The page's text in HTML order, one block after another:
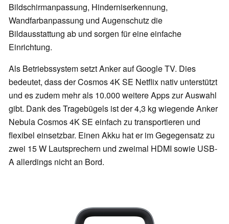
Bildschirmanpassung, Hinderniserkennung,
Wandfarbanpassung und Augenschutz die
Bildausstattung ab und sorgen für eine einfache
Einrichtung.
Als Betriebssystem setzt Anker auf Google TV. Dies
bedeutet, dass der Cosmos 4K SE Netflix nativ unterstützt
und es zudem mehr als 10.000 weitere Apps zur Auswahl
gibt. Dank des Tragebügels ist der 4,3 kg wiegende Anker
Nebula Cosmos 4K SE einfach zu transportieren und
flexibel einsetzbar. Einen Akku hat er im Gegegensatz zu
zwei 15 W Lautsprechern und zweimal HDMI sowie USB-
A allerdings nicht an Bord.